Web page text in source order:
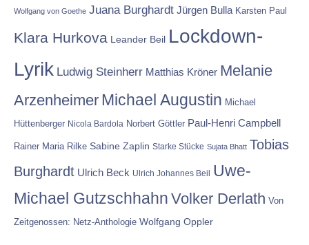
Wolfgang von Goethe Juana Burghardt Jürgen Bulla Karsten Paul
Klara Hurkova Leander Beil Lockdown-
Lyrik Ludwig Steinherr Matthias Kröner Melanie
Arzenheimer Michael Augustin Michael
Hüttenberger Nicola Bardola Norbert Göttler Paul-Henri Campbell
Rainer Maria Rilke Sabine Zaplin Starke Stücke Sujata Bhatt Tobias
Burghardt Ulrich Beck Ulrich Johannes Beil Uwe-
Michael Gutzschhahn Volker Derlath Von
Zeitgenossen: Netz-Anthologie Wolfgang Oppler